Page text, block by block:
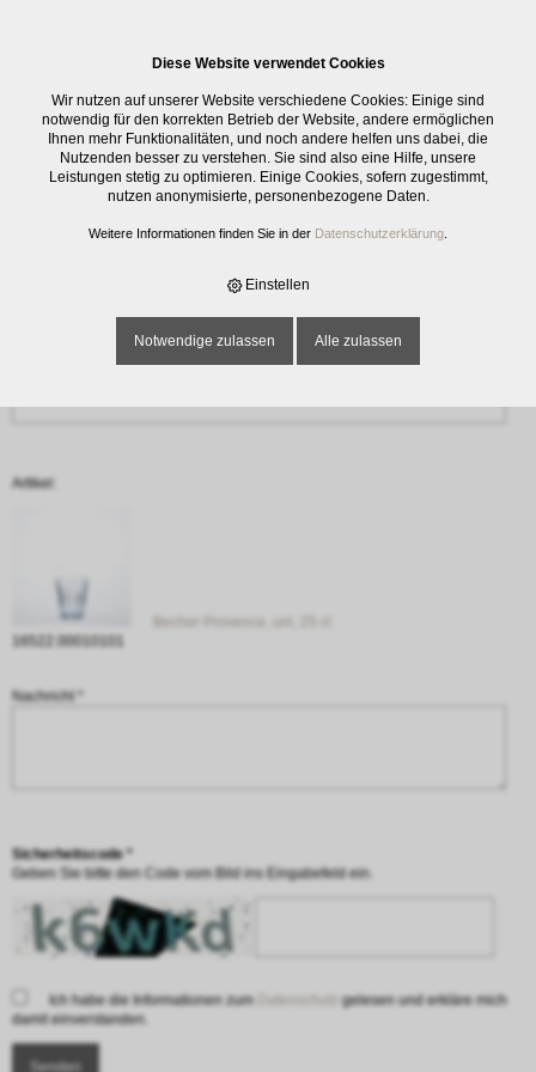
‹ Zurück
Anfrage
Name oder Firma *
Artikel:
16522.00010101
Nachricht *
Sicherheitscode *
Geben Sie bitte den Code vom Bild ins Eingabefeld ein.
Ich habe die Informationen zum
gelesen und erkläre mich
damit einverstanden.
Diese Website verwendet Cookies
Wir nutzen auf unserer Website verschiedene Cookies: Einige sind
notwendig für den korrekten Betrieb der Website, andere ermöglichen
Ihnen mehr Funktionalitäten, und noch andere helfen uns dabei, die
Nutzenden besser zu verstehen. Sie sind also eine Hilfe, unsere
Leistungen stetig zu optimieren. Einige Cookies, sofern zugestimmt,
nutzen anonymisierte, personenbezogene Daten.
Weitere Informationen finden Sie in der Datenschutzerklärung
Einstellen
Notwendige zulassen Alle zulassen